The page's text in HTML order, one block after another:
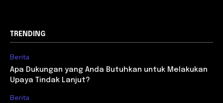
TRENDING
Berita
Apa Dukungan yang Anda Butuhkan untuk Melakukan
Upaya Tindak Lanjut?
Berita